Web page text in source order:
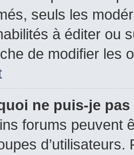
seuls les
à éditer ou
de modifier les
ne puis-je
forums peuvent